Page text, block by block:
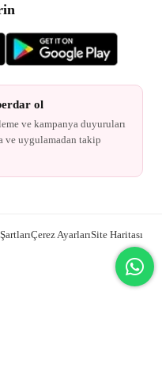
ol
ve kampanya duyuruları
ve uygulamadan takip
Çerez AyarlarıSite Haritası